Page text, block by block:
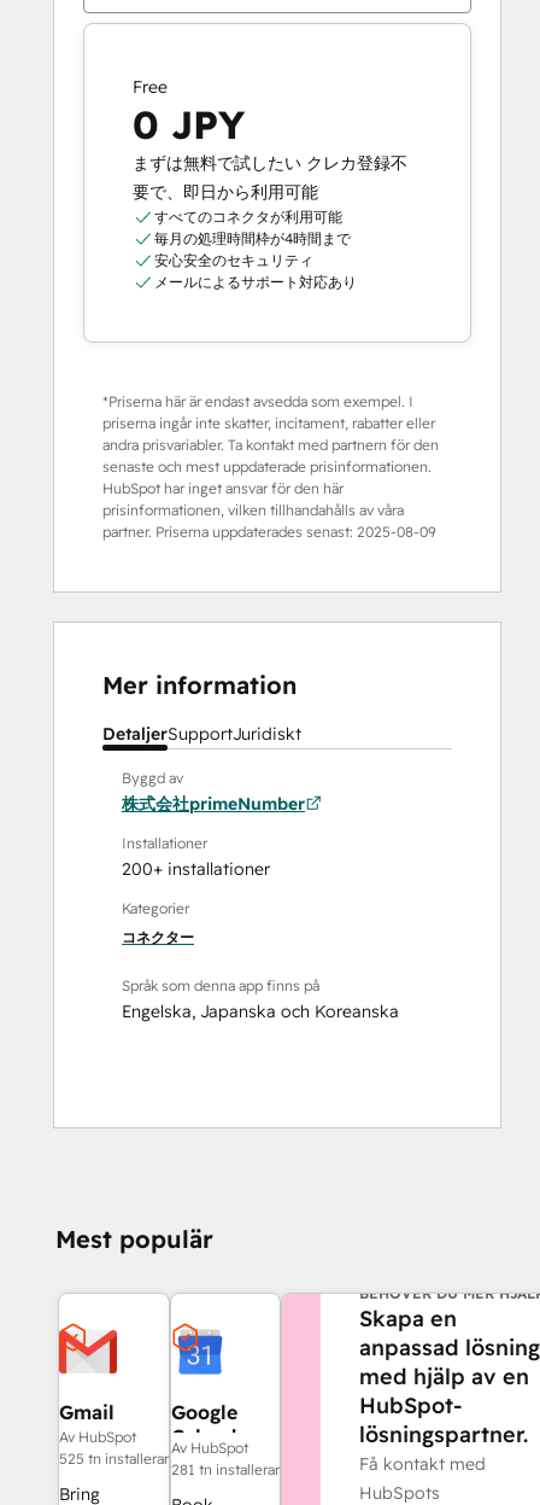
Free
0 JPY
まずは無料で試したい クレカ登録不
要で、即日から利用可能
すべてのコネクタが利用可能
毎月の処理時間枠が4時間まで
安心安全のセキュリティ
メールによるサポート対応あり
*Priserna här är endast avsedda som exempel. I
priserna ingår inte skatter, incitament, rabatter eller
andra prisvariabler. Ta kontakt med partnern för den
senaste och mest uppdaterade prisinformationen.
HubSpot har inget ansvar för den här
prisinformationen, vilken tillhandahålls av våra
partner. Priserna uppdaterades senast: 2025-08-09
Mer information
DetaljerSupportJuridiskt
Byggd av
株式会社primeNumber
Installationer
200+ installationer
Kategorier
コネクター
Språk som denna app finns på
Engelska, Japanska och Koreanska
Mest populär
Gmail
Av HubSpot
525 tn installerar
Bring
Google
Calendar
Av HubSpot
281 tn installerar
BEHÖVER DU MER
Skapa en
anpassad lösning
med hjälp av en
HubSpot-
lösningspartner.
Få kontakt med
HubSpots